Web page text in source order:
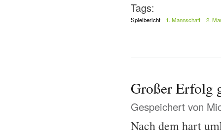
Tags:
Spielbericht 1. Mannschaft 2.
Großer Erfolg
Gespeichert von
Nach dem hart